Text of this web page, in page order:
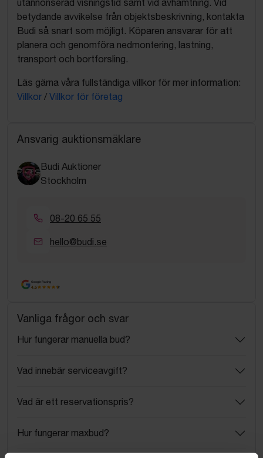
utannonserad visningstid samt vid avhämtning. Vid
betydande avvikelse från objektsbeskrivning, kontakta
Budi så snart som möjligt. Köparen ansvarar för att
planera och genomföra nedmontering, lastning,
transport och bortforsling.
Läs gärna våra fullständiga villkor för mer information:
Villkor / Villkor för företag
Ansvarig auktionsmäklare
Budi Auktioner
Stockholm
08-20 65 55
hello@budi.se
Google Rating
4.5
Vanliga frågor och svar
Hur fungerar manuella bud?
Vad innebär serviceavgift?
Vad är ett reservationspris?
Hur fungerar maxbud?